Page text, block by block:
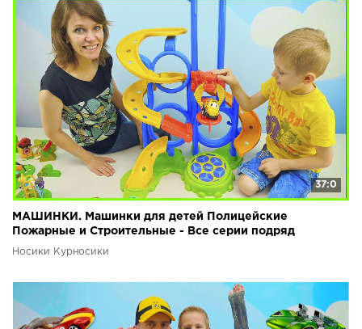
37:0
МАШИНКИ. Машинки для детей Полицейские
Пожарные и Строительные - Все серии подряд
Носики Курносики